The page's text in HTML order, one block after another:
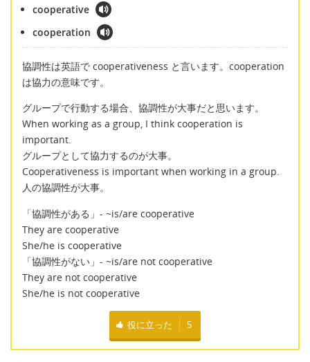
cooperative
cooperation
協調性は英語で cooperativeness と言います。cooperation
は協力の意味です。
グループで行動する場合、協調性が大事だと思います。
When working as a group, I think cooperation is
important.
グループとして協力するのが大事。
Cooperativeness is important when working in a group.
人の協調性が大事。
「協調性がある」- ~is/are cooperative
They are cooperative
She/he is cooperative
「協調性がない」- ~is/are not cooperative
They are not cooperative
She/he is not cooperative
役に立った 5